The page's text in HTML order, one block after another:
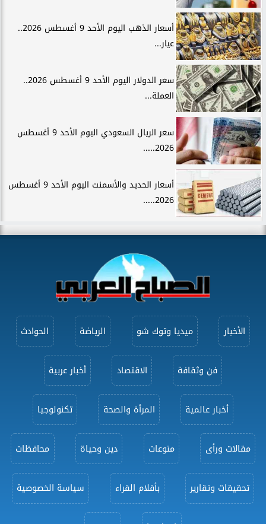
أسعار الذهب اليوم الأحد 9 أغسطس 2026..
عيار...
سعر الدولار اليوم الأحد 9 أغسطس 2026..
العملة...
سعر الريال السعودي اليوم الأحد 9 أغسطس
2026.....
أسعار الحديد والأسمنت اليوم الأحد 9 أغسطس
2026.....
الأخبار ميديا وتوك شو الرياضة الحوادث
فن وثقافة الاقتصاد أخبار عربية
أخبار عالمية المرأة والصحة تكنولوجيا
مقالات ورأى منوعات دين وحياة محافظات
تحقيقات وتقارير بأقلام القراء سياسة الخصوصية